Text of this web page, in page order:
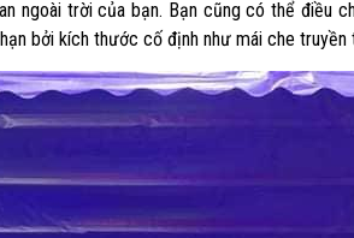
ngoài trời của bạn. Bạn cũng có thể điều
bởi kích thước cố định như mái che truyền